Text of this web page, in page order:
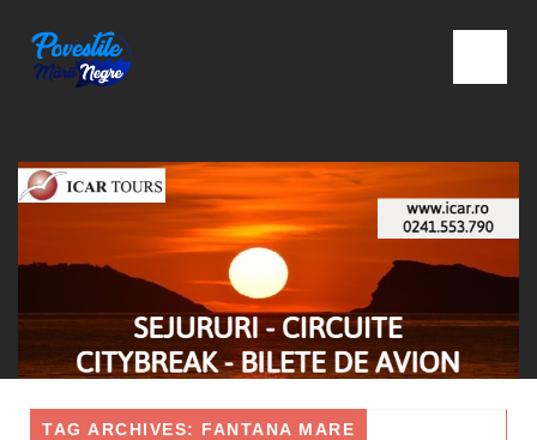
TAG ARCHIVES: FANTANA MARE